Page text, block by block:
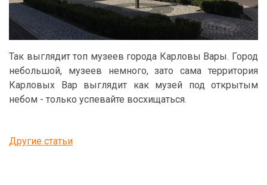
Так выглядит топ музеев города Карловы Вары. Город
небольшой, музеев немного, зато сама территория
Карловых Вар выглядит как музей под открытым
небом - только успевайте восхищаться.
Другие статьи